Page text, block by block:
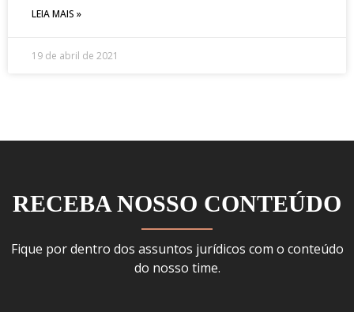
LEIA MAIS »
19 de abril de 2021
RECEBA NOSSO CONTEÚDO
Fique por dentro dos assuntos jurídicos com o conteúdo
do nosso time.